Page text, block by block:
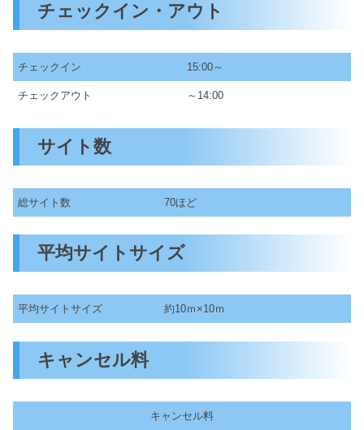
チェックイン・アウト
チェックイン 15:00～
チェックアウト ～14:00
サイト数
総サイト数 70ほど
平均サイトサイズ
平均サイトサイズ 約10ｍ×10ｍ
キャンセル料
キャンセル料